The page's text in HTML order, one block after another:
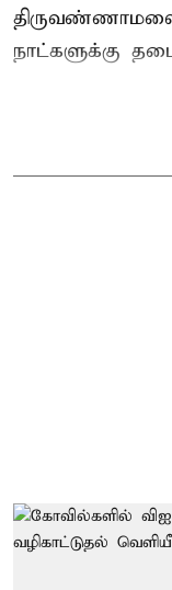
நாட்களுக்கு